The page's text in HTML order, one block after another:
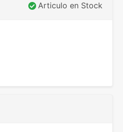
Articulo en Stock